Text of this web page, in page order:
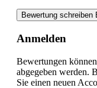
Bewertung schreiben
Anmelden
Bewertungen
abgegeben werden.
Sie einen neuen